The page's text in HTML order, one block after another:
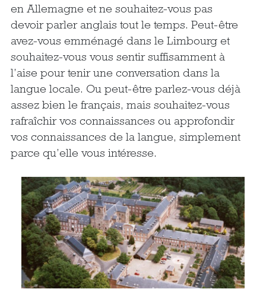
en Allemagne et ne souhaitez-vous pas
devoir parler anglais tout le temps. Peut-être
avez-vous emménagé dans le Limbourg et
souhaitez-vous vous sentir suffisamment à
l’aise pour tenir une conversation dans la
langue locale. Ou peut-être parlez-vous déjà
assez bien le français, mais souhaitez-vous
rafraîchir vos connaissances ou approfondir
vos connaissances de la langue, simplement
parce qu’elle vous intéresse.